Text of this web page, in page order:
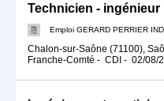
Emploi GERARD PERRIER
Chalon-sur-Saône (71100),
Franche-Comté - CDI - 02/08/